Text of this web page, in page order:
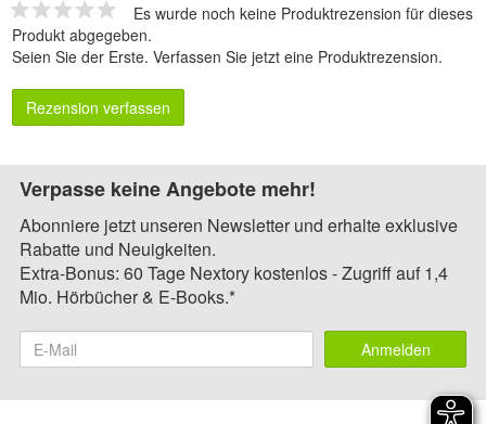
Es wurde noch keine Produktrezension für dieses
Produkt abgegeben.
Seien Sie der Erste. Verfassen Sie jetzt eine Produktrezension.
Rezension verfassen
Verpasse keine Angebote mehr!
Abonniere jetzt unseren Newsletter und erhalte exklusive
Rabatte und Neuigkeiten.
Extra-Bonus: 60 Tage Nextory kostenlos - Zugriff auf 1,4
Mio. Hörbücher & E-Books.*
Anmelden